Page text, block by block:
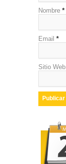
Nombre *
Email *
Sitio Web